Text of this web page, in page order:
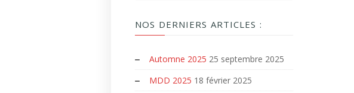
NOS DERNIERS ARTICLES :
Automne 2025 25 septembre 2025
MDD 2025 18 février 2025